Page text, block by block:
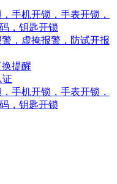
手机开锁，手表开锁，
，钥匙开锁
，虚掩报警，防试开报
提醒
证
手机开锁，手表开锁，
，钥匙开锁